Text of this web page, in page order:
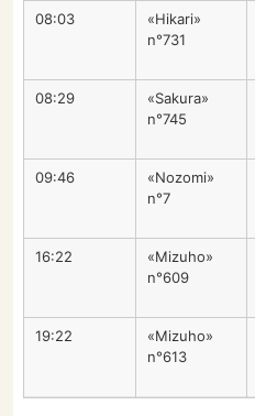
08:03
«Hikari»
n°731
08:29
«Sakura»
n°745
09:46
«Nozomi»
n°7
16:22
«Mizuho»
n°609
19:22
«Mizuho»
n°613